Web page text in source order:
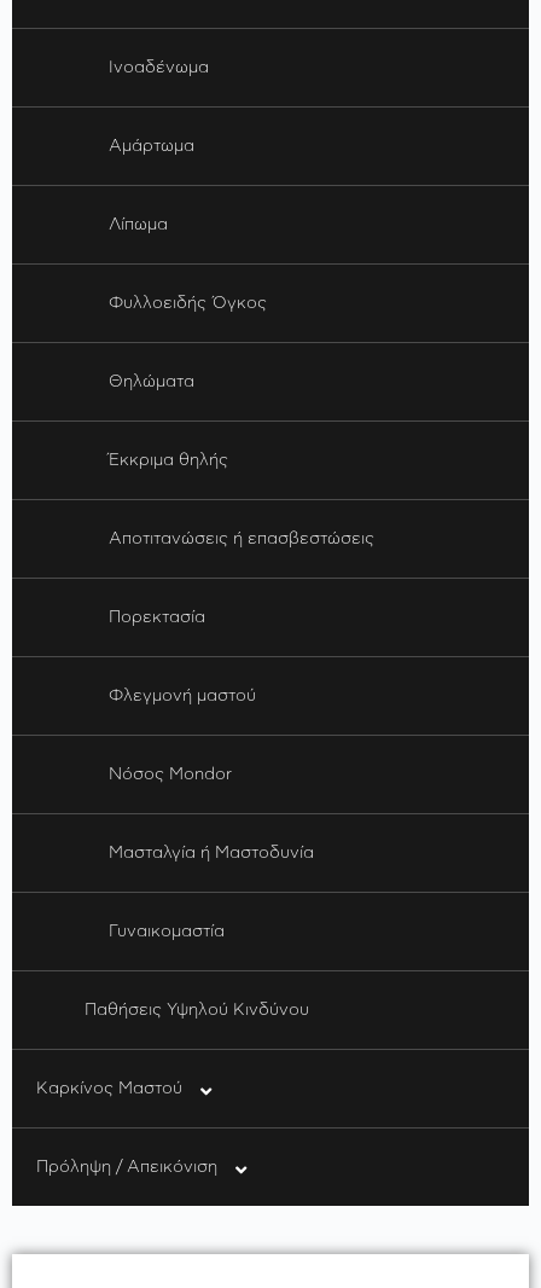
Ινοαδένωμα
Αμάρτωμα
Λίπωμα
Φυλλοειδής Όγκος
Θηλώματα
Έκκριμα θηλής
Αποτιτανώσεις ή επασβεστώσεις
Πορεκτασία
Φλεγμονή μαστού
Νόσος Mondor
Μασταλγία ή Μαστοδυνία
Γυναικομαστία
Παθήσεις Υψηλού Κινδύνου
Καρκίνος Μαστού
Πως προκαλείται
Γενικά στοιχεία
Πρόληψη / Απεικόνιση
Πρόληψη